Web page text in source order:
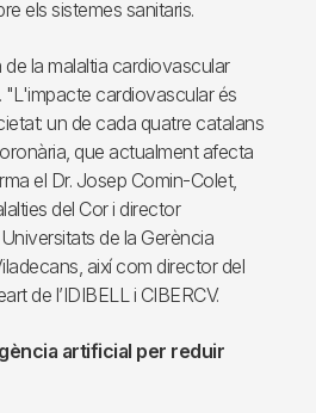
els sistemes sanitaris.
la malaltia cardiovascular
"L'impacte cardiovascular és
un de cada quatre catalans
que actualment afecta
el Dr. Josep Comin-Colet,
del Cor i director
de la Gerència
així com director del
de l’IDIBELL i CIBERCV.
artificial per reduir